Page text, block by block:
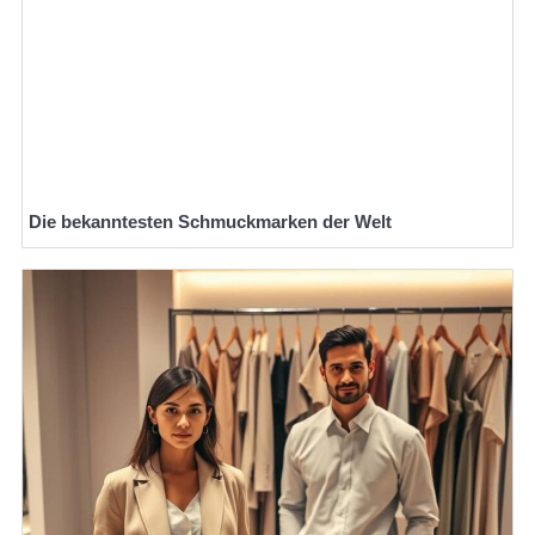
Die bekanntesten Schmuckmarken der Welt